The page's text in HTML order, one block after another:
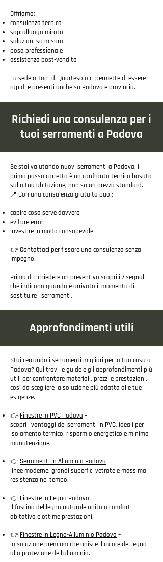
Offriamo:
consulenza tecnica
sopralluogo mirato
soluzioni su misura
posa professionale
assistenza post-vendita
La sede a Torri di Quartesolo ci permette di essere
rapidi e presenti anche su Padova e provincia.
Richiedi una consulenza per i
tuoi serramenti a Padova
Se stai valutando nuovi serramenti a Padova, il
primo passo corretto è un confronto tecnico basato
sulla tua abitazione, non su un prezzo standard.
📍 Con una consulenza gratuita puoi:
capire cosa serve davvero
evitare errori
investire in modo consapevole
👉 Contattaci per fissare una consulenza senza
impegno.
Prima di richiedere un preventivo scopri i 7 segnali
che indicano quando è arrivato il momento di
sostituire i serramenti.
Approfondimenti utili
Stai cercando i serramenti migliori per la tua casa a
Padova? Qui trovi le guide e gli approfondimenti più
utili per confrontare materiali, prezzi e prestazioni,
così da scegliere la soluzione più adatta alle tue
esigenze.
👉 Finestre in PVC Padova –
scopri i vantaggi dei serramenti in PVC, ideali per
isolamento termico, risparmio energetico e minima
manutenzione.
👉 Serramenti in Alluminio Padova –
linee moderne, grandi superfici vetrate e massima
resistenza nel tempo.
👉 Finestre in Legno Padova –
il fascino del legno naturale unito a comfort
abitativo e ottime prestazioni.
👉 Finestre in Legno-Alluminio Padova –
la soluzione premium che unisce il calore del legno
alla protezione dell'alluminio.